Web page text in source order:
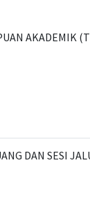
AKADEMIK
DAN SESI